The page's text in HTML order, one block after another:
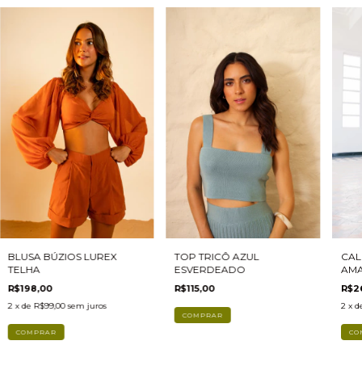
BLUSA BÚZIOS LUREX
TELHA
R$198,00
2 x de R$99,00 sem juros
TOP TRICÔ AZUL
ESVERDEADO
R$115,00
COMPRAR
2 x